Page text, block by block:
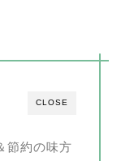
CLOSE
節約の味方